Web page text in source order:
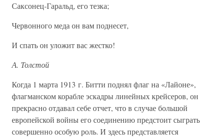
Саксонец-Гаральд, его тезка;
Червонного меда он вам поднесет,
И спать он уложит вас жестко!
А. Толстой
Когда 1 марта 1913 г. Битти поднял флаг на «Лайоне»,
флагманском корабле эскадры линейных крейсеров, он
прекрасно отдавал себе отчет, что в случае большой
европейской войны его соединению предстоит сыграть
совершенно особую роль. И здесь представляется